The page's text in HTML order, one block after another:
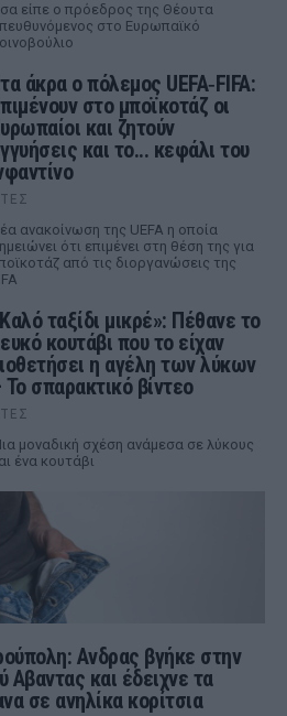
είπε ο πρόεδρος της Θέουτα
στο Ευρωπαϊκό
άκρα ο πόλεμος UEFA‑FIFA:
στο μποϊκοτάζ οι
και ζητούν
και το... κεφάλι του
ανακοίνωση της UEFA η οποία
ότι επιμένει στη θέση της για
από τις διοργανώσεις της
ταξίδι μικρέ»: Πέθανε το
κουτάβι που το είχαν
η αγέλη των λύκων
Το σπαρακτικό βίντεο
μοναδική σχέση ανάμεσα σε λύκους
ένα κουτάβι
Ανδρας βγήκε στην
Αβαντας και έδειχνε τα
σε ανηλίκα κορίτσια